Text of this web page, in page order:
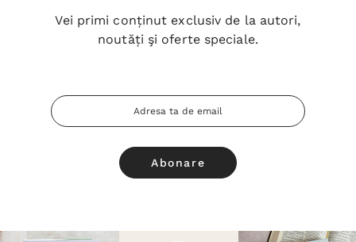
Vei primi conținut exclusiv de la autori,
noutăți şi oferte speciale.
Adresa
Email